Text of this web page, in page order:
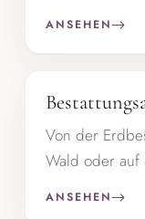
ANSEHEN
Von der
Wald oder auf
ANSEHEN